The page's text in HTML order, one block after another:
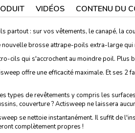
VIDÉOS CONTENU DU
partout : sur vos vêtements, le canapé, la
nouvelle brosse attrape-poils extra-large
cils qui s'accrochent au moindre poil. Plus
offre une efficacité maximale. Et ses 2
types de revêtements y compris les
couverture ? Actisweep ne laissera
se nettoie instantanément. Il suffit de
complètement propres !